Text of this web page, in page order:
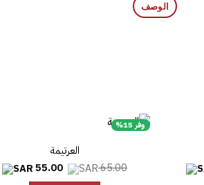
الوصف
السعر
الحالي
وفر 15%
العرتيمة
65.00
السعر
55.00